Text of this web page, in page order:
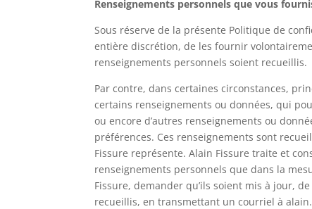
Renseignements personnels que vous
Sous réserve de la présente Politique de
entière discrétion, de les fournir
renseignements personnels soient recueillis.
Par contre, dans certaines circonstances,
certains renseignements ou données, qui
ou encore d’autres renseignements ou
préférences. Ces renseignements sont
Fissure représente. Alain Fissure traite et
renseignements personnels que dans la
Fissure, demander qu’ils soient mis à jour,
recueillis, en transmettant un courriel à